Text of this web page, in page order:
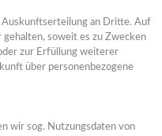
Auskunftserteilung an Dritte. Auf
soweit es zu Zwecken
zur Erfüllung weiterer
über personenbezogene
wir sog. Nutzungsdaten von